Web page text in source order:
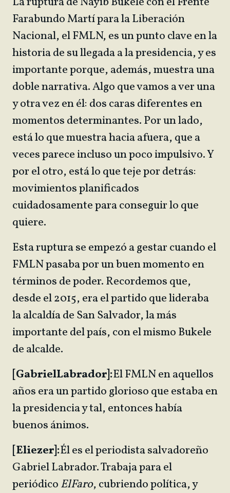
Farabundo Martí para la Liberación
Nacional, el FMLN, es un punto clave en la
historia de su llegada a la presidencia, y es
importante porque, además, muestra una
doble narrativa. Algo que vamos a ver una
y otra vez en él: dos caras diferentes en
momentos determinantes. Por un lado,
está lo que muestra hacia afuera, que a
veces parece incluso un poco impulsivo. Y
por el otro, está lo que teje por detrás:
movimientos planificados
cuidadosamente para conseguir lo que
quiere.
Esta ruptura se empezó a gestar cuando el
FMLN pasaba por un buen momento en
términos de poder. Recordemos que,
desde el 2015, era el partido que lideraba
la alcaldía de San Salvador, la más
importante del país, con el mismo Bukele
de alcalde.
[GabrielLabrador]:El FMLN en aquellos
años era un partido glorioso que estaba en
la presidencia y tal, entonces había
buenos ánimos.
[Eliezer]:Él es el periodista salvadoreño
Gabriel Labrador. Trabaja para el
periódicoElFaro, cubriendo política, y